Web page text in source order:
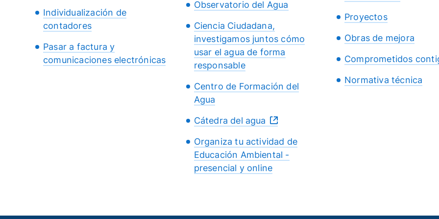
Individualización de
contadores
Pasar a factura y
comunicaciones electrónicas
Observatorio del Agua
Ciencia Ciudadana,
investigamos juntos cómo
usar el agua de forma
responsable
Centro de Formación del
Agua
Cátedra del agua
Organiza tu actividad de
Educación Ambiental -
presencial y online
Proyectos
Obras de mejora
Comprometidos
Normativa técnica